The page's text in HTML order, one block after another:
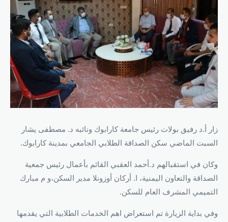
زار أ.د رفيق بولات رئيس جامعة كارابوك ونائبه د. مصطفى يشار
السبت الماضي سكن الصداقة الطلابي الجامعي بمدينة كارابوك.
وكان في استقبالهم د.أحمد العقبي القائم بأعمال رئيس جمعية
الصداقة والتعاون اليمنية، ا. أركان أوزونلا مدير السكن،و م مبارك
التميمي المشرف العام للسكن.
وفي بداية الزيارة تم استعراض اهم الخدمات الطلابية التي يقدمها